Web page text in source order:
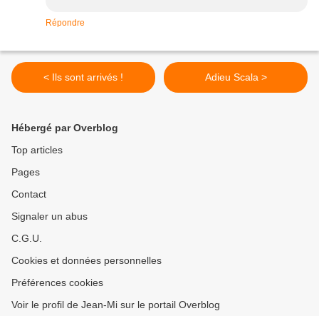
Répondre
< Ils sont arrivés ! Adieu Scala >
Hébergé par Overblog
Top articles
Pages
Contact
Signaler un abus
C.G.U.
Cookies et données personnelles
Préférences cookies
Voir le profil de Jean-Mi sur le portail Overblog